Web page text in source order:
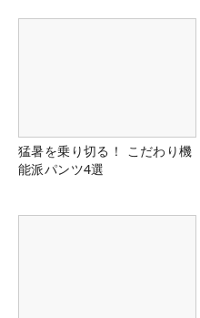
猛暑を乗り切る！ こだわり機
能派パンツ4選